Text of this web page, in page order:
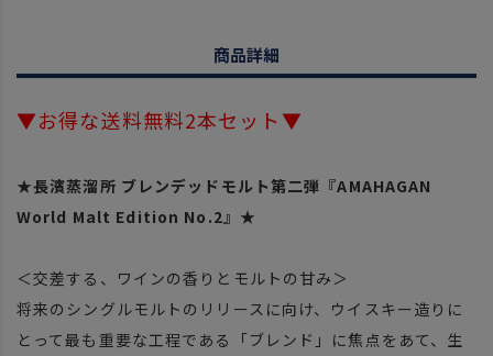
商品詳細
▼お得な送料無料2本セット▼
★長濱蒸溜所 ブレンデッドモルト第二弾『AMAHAGAN
World Malt Edition No.2』★
＜交差する、ワインの香りとモルトの甘み＞
将来のシングルモルトのリリースに向け、ウイスキー造りに
とって最も重要な工程である「ブレンド」に焦点をあて、生